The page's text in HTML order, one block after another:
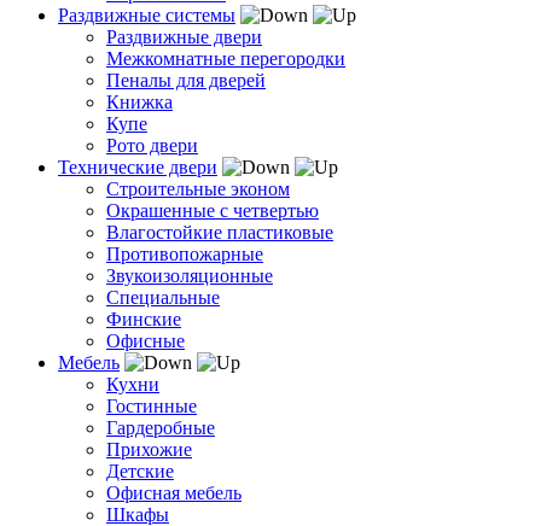
Раздвижные системы
Раздвижные двери
Межкомнатные перегородки
Пеналы для дверей
Книжка
Купе
Рото двери
Технические двери
Строительные эконом
Окрашенные с четвертью
Влагостойкие пластиковые
Противопожарные
Звукоизоляционные
Специальные
Финские
Офисные
Мебель
Кухни
Гостинные
Гардеробные
Прихожие
Детские
Офисная мебель
Шкафы